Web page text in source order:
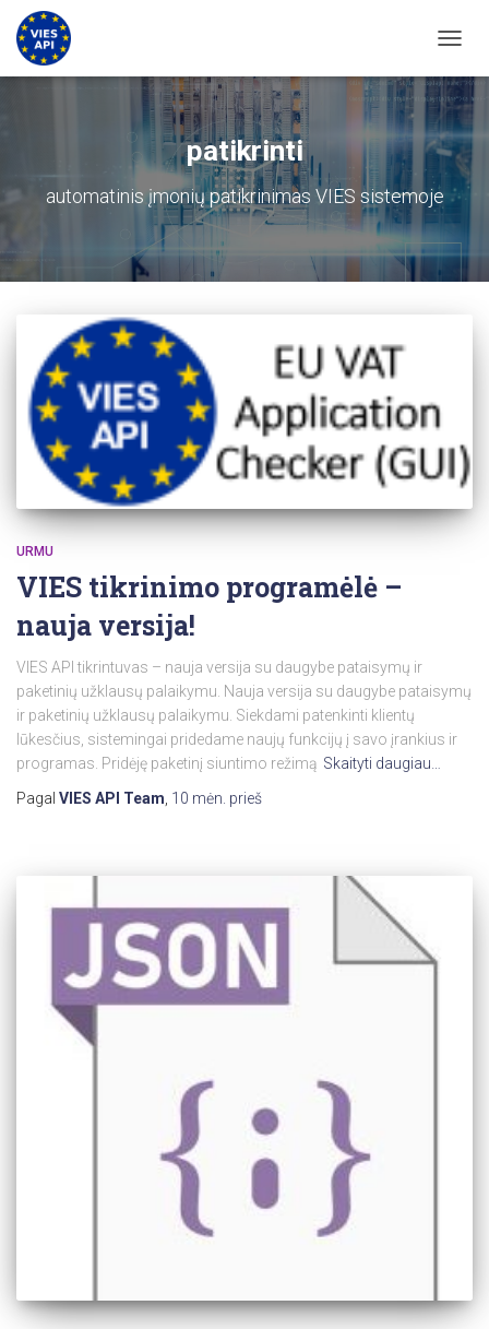
patikrinti
automatinis įmonių patikrinimas VIES sistemoje
URMU
VIES tikrinimo programėlė –
nauja versija!
VIES API tikrintuvas – nauja versija su daugybe pataisymų ir
paketinių užklausų palaikymu. Nauja versija su daugybe pataisymų
ir paketinių užklausų palaikymu. Siekdami patenkinti klientų
lūkesčius, sistemingai pridedame naujų funkcijų į savo įrankius ir
programas. Pridėję paketinį siuntimo režimą Skaityti daugiau…
Pagal VIES API Team, 10 mėn. prieš